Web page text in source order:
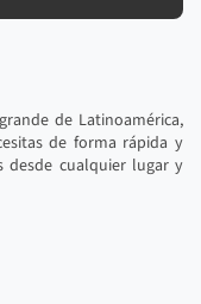
de Latinoamérica,
de forma rápida y
desde cualquier lugar y